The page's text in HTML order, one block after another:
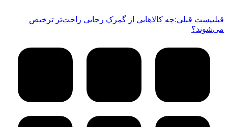
قبلیپست قبلی:چه کالاهایی از گمرک رجایی راحت‌تر ترخیص
می‌شوند؟